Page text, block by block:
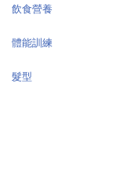
飲食營養
體能訓練
髮型